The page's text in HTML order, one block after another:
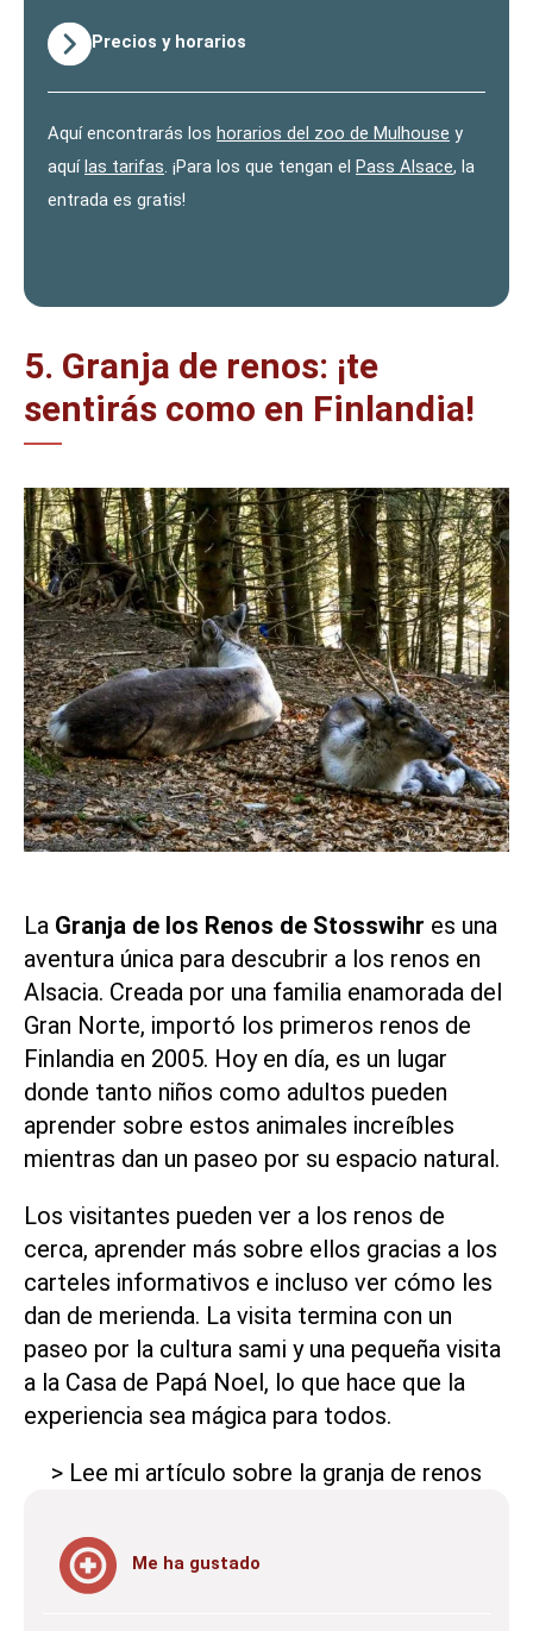
Precios y horarios
Aquí encontrarás los horarios del zoo de Mulhouse y
aquílas tarifas. ¡Para los que tengan el Pass Alsace, la
entrada es gratis!
5. Granja de renos: ¡te
sentirás como en Finlandia!
La Granja de los Renos de Stosswihr es una
aventura única para descubrir a los renos en
Alsacia. Creada por una familia enamorada del
Gran Norte, importó los primeros renos de
Finlandia en 2005. Hoy en día, es un lugar
donde tanto niños como adultos pueden
aprender sobre estos animales increíbles
mientras dan un paseo por su espacio natural.
Los visitantes pueden ver a los renos de
cerca, aprender más sobre ellos gracias a los
carteles informativos e incluso ver cómo les
dan de merienda. La visita termina con un
paseo por la cultura sami y una pequeña visita
a la Casa de Papá Noel, lo que hace que la
experiencia sea mágica para todos.
> Lee mi artículo sobre la granja de renos
Me ha gustado